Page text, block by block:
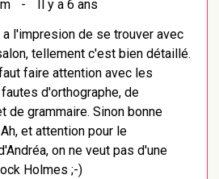
-
Il y a 6 ans
a l'impresion de se trouver avec
tellement c'est bien détaillé.
faire attention avec les
d'orthographe, de
de grammaire. Sinon bonne
et attention pour le
on ne veut pas d'une
Holmes ;-)